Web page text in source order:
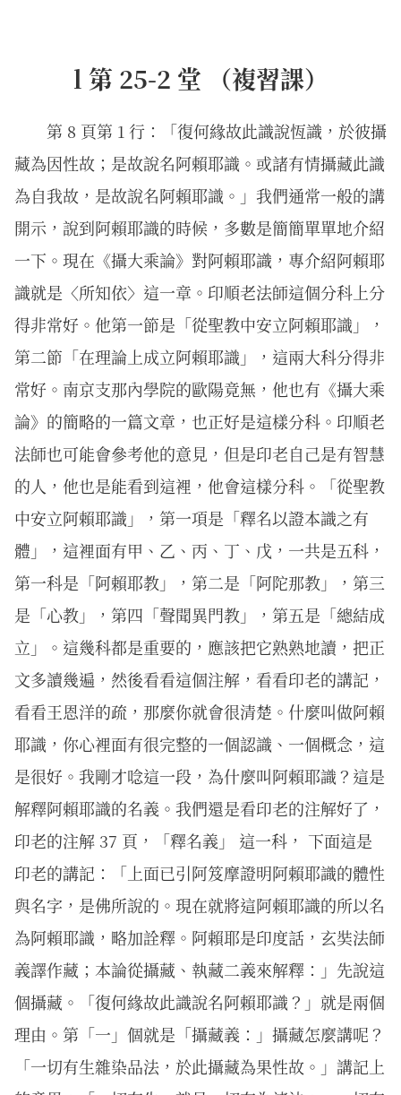
l 第 25-2 堂 （複習課）
第 8 頁第 1 行：「復何緣故此識說恆識，於彼攝
藏為因性故；是故說名阿賴耶識。或諸有情攝藏此識
為自我故，是故說名阿賴耶識。」我們通常一般的講
開示，說到阿賴耶識的時候，多數是簡簡單單地介紹
一下。現在《攝大乘論》對阿賴耶識，專介紹阿賴耶
識就是〈所知依〉這一章。印順老法師這個分科上分
得非常好。他第一節是「從聖教中安立阿賴耶識」，
第二節「在理論上成立阿賴耶識」，這兩大科分得非
常好。南京支那內學院的歐陽竟無，他也有《攝大乘
論》的簡略的一篇文章，也正好是這樣分科。印順老
法師也可能會參考他的意見，但是印老自己是有智慧
的人，他也是能看到這裡，他會這樣分科。「從聖教
中安立阿賴耶識」，第一項是「釋名以證本識之有
體」，這裡面有甲、乙、丙、丁、戊，一共是五科，
第一科是「阿賴耶教」，第二是「阿陀那教」，第三
是「心教」，第四「聲聞異門教」，第五是「總結成
立」。這幾科都是重要的，應該把它熟熟地讀，把正
文多讀幾遍，然後看看這個注解，看看印老的講記，
看看王恩洋的疏，那麼你就會很清楚。什麼叫做阿賴
耶識，你心裡面有很完整的一個認識、一個概念，這
是很好。我剛才唸這一段，為什麼叫阿賴耶識？這是
解釋阿賴耶識的名義。我們還是看印老的注解好了，
印老的注解 37 頁，「釋名義」 這一科， 下面這是
印老的講記：「上面已引阿笈摩證明阿賴耶識的體性
與名字，是佛所說的。現在就將這阿賴耶識的所以名
為阿賴耶識，略加詮釋。阿賴耶是印度話，玄奘法師
義譯作藏；本論從攝藏、執藏二義來解釋：」先說這
個攝藏。「復何緣故此識說名阿賴耶識？」就是兩個
理由。第「一」個就是「攝藏義：」攝藏怎麼講呢？
「一切有生雜染品法，於此攝藏為果性故。」講記上